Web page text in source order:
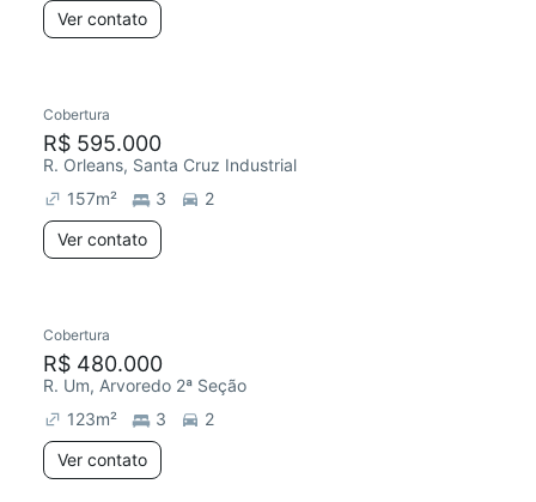
Ver contato
Cobertura
R$ 595.000
R. Orleans, Santa Cruz Industrial
157m² 3
2
Ver contato
Cobertura
R$ 480.000
R. Um, Arvoredo 2ª Seção
123m² 3
2
Ver contato